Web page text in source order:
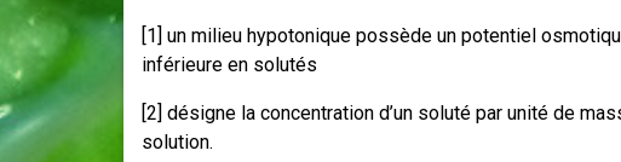
[1] un milieu hypotonique possède un potentiel
inférieure en solutés
[2] désigne la concentration d’un soluté par unité de
solution.